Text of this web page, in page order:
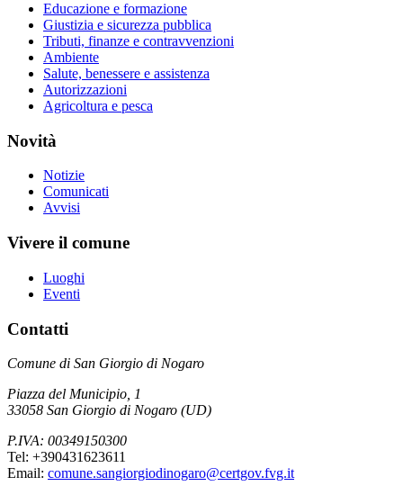
Educazione e formazione
Giustizia e sicurezza pubblica
Tributi, finanze e contravvenzioni
Ambiente
Salute, benessere e assistenza
Autorizzazioni
Agricoltura e pesca
Novità
Notizie
Comunicati
Avvisi
Vivere il comune
Luoghi
Eventi
Contatti
Comune di San Giorgio di Nogaro
Piazza del Municipio, 1
33058 San Giorgio di Nogaro (UD)
P.IVA: 00349150300
Tel: +390431623611
Email: comune.sangiorgiodinogaro@certgov.fvg.it